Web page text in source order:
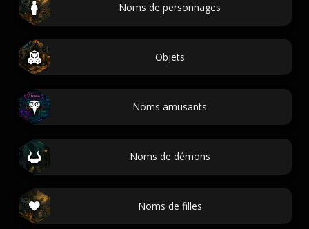
Noms de personnages
Objets
Noms amusants
Noms de démons
Noms de filles